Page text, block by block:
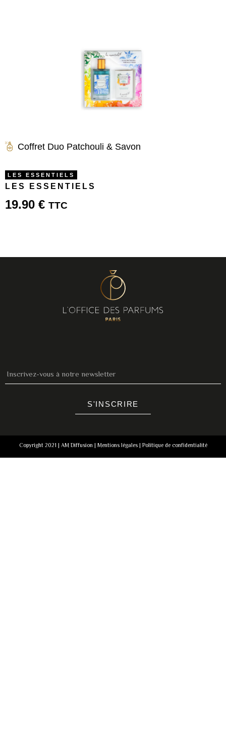
Coffret Duo Patchouli & Savon
LES ESSENTIELS
LES ESSENTIELS
19.90 € TTC
S'INSCRIRE
Copyright 2021 | AM Diffusion | Mentions légales| Politique de confidentialité